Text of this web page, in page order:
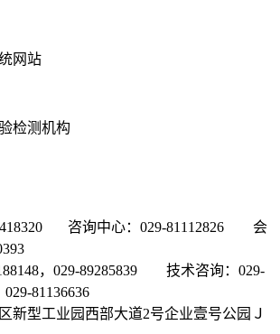
网站
检测机构
咨询中心：029-81112826 会
，029-89285839 技术咨询：029-
81136636
新型工业园西部大道2号企业壹号公园Ｊ